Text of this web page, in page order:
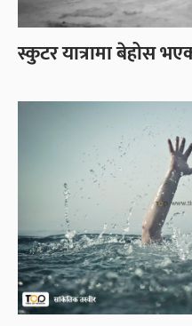
स्कुटर यात्रामा बेहोस